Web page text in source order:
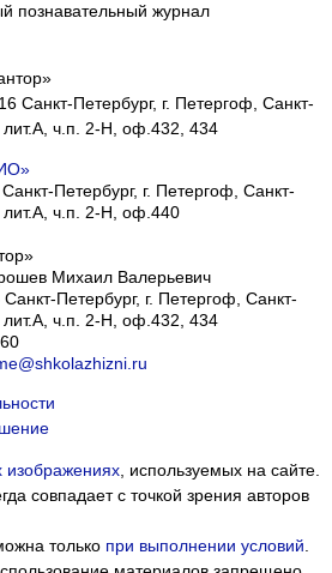
познавательный журнал
Санкт-Петербург, г. Петергоф, Санкт-
лит.А, ч.п. 2-Н, оф.432, 434
Петербург, г. Петергоф, Санкт-
лит.А, ч.п. 2-Н, оф.440
Михаил Валерьевич
Санкт-Петербург, г. Петергоф Санкт-
лит.А, ч.п. 2-Н, оф.432, 434
изображениях, используемых на сайте.
совпадает с точкой зрения авторов
только при выполнении условий